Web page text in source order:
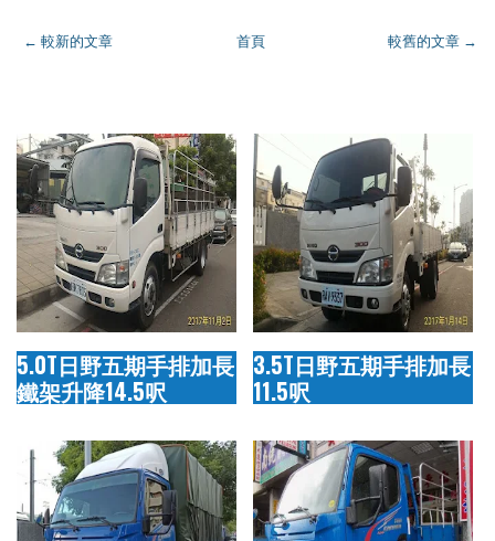
← 較新的文章 較舊的文章 →
首頁
5.0T日野五期手排加長
鐵架升降14.5呎
3.5T日野五期手排加長
11.5呎